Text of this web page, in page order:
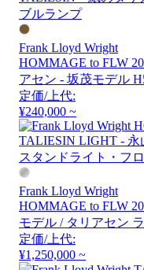
Frank Lloyd Wright
HOMMAGE to FLW
アセン - 坂茂モデル
定価/上代:
¥240,000 ~
Frank Lloyd Wright
HOMMAGE to FLW
モデル / タリアセン
定価/上代:
¥1,250,000 ~